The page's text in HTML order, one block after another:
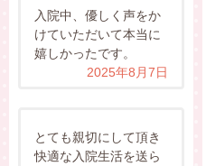
入院中、優しく声をか
けていただいて本当に
嬉しかったです。
2025年8月7日
とても親切にして頂き
快適な入院生活を送ら